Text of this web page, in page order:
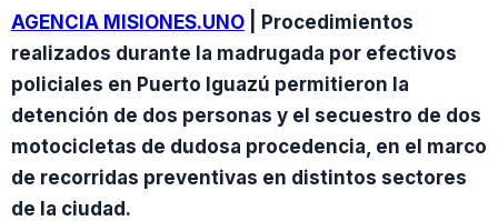
AGENCIA MISIONES.UNO | Procedimientos
realizados durante la madrugada por efectivos
policiales en Puerto Iguazú permitieron la
detención de dos personas y el secuestro de dos
motocicletas de dudosa procedencia, en el marco
de recorridas preventivas en distintos sectores
de la ciudad.